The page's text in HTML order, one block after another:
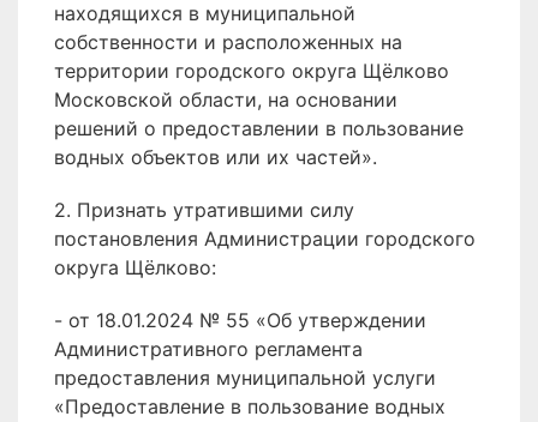
находящихся в муниципальной
собственности и расположенных на
территории городского округа Щёлково
Московской области, на основании
решений о предоставлении в пользование
водных объектов или их частей».
2. Признать утратившими силу
постановления Администрации городского
округа Щёлково:
- от 18.01.2024 № 55 «Об утверждении
Административного регламента
предоставления муниципальной услуги
«Предоставление в пользование водных